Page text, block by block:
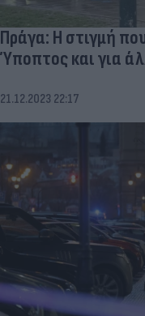
Πράγα: Η στιγμή
Ύποπτος και για
21.12.2023 22:17